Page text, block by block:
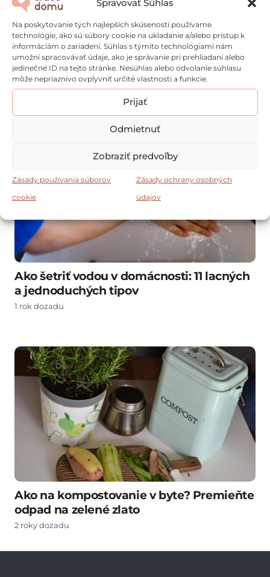
Spravovať Súhlas
Na poskytovanie tých najlepších skúseností používame
technológie, ako sú súbory cookie na ukladanie a/alebo prístup k
informáciám o zariadení. Súhlas s týmito technológiami nám
umožní spracovávať údaje, ako je správanie pri prehliadaní alebo
jedinečné ID na tejto stránke. Nesúhlas alebo odvolanie súhlasu
môže nepriaznivo ovplyvniť určité vlastnosti a funkcie.
Prijať
Odmietnuť
Zobraziť predvoľby
Zásady používania súborov
cookie
Zásady ochrany osobných
údajov
12 škodlivých vecí u vás doma, ktoré vás
prekvapia
1 rok dozadu
Ako šetriť vodou v domácnosti: 11 lacných
a jednoduchých tipov
1 rok dozadu
Ako na kompostovanie v byte? Premieňte
odpad na zelené zlato
2 roky dozadu